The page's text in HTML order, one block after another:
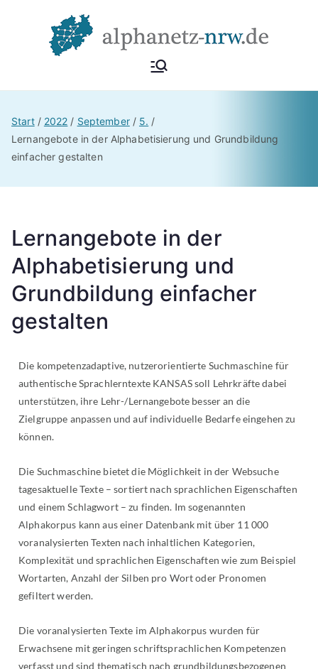
Alphan
etz
NRW
Start 2022 September
5.
Lernangebote in der Alphabetisierung und Grundbildung
einfacher gestalten
Lernangebote in der
Alphabetisierung und
Grundbildung einfacher
gestalten
Die kompetenzadaptive, nutzerorientierte Suchmaschine für
authentische Sprachlerntexte KANSAS soll Lehrkräfte dabei
unterstützen, ihre Lehr-/Lernangebote besser an die
Zielgruppe anpassen und auf individuelle Bedarfe eingehen zu
können.
Die Suchmaschine bietet die Möglichkeit in der Websuche
tagesaktuelle Texte – sortiert nach sprachlichen Eigenschaften
und einem Schlagwort – zu finden. Im sogenannten
Alphakorpus kann aus einer Datenbank mit über 11 000
voranalysierten Texten nach inhaltlichen Kategorien,
Komplexität und sprachlichen Eigenschaften wie zum Beispiel
Wortarten, Anzahl der Silben pro Wort oder Pronomen
gefiltert werden.
Die voranalysierten Texte im Alphakorpus wurden für
Erwachsene mit geringen schriftsprachlichen Kompetenzen
verfasst und sind thematisch nach grundbildungsbezogenen